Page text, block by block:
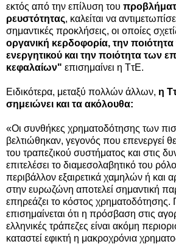
εκτός από την επίλυση του
ρευστότητας, καλείται να
σημαντικές προκλήσεις, οι οποίες
οργανική κερδοφορία, την
ενεργητικού και την ποιότητα των
κεφαλαίων" επισημαίνει η ΤτΕ.
Ειδικότερα, μεταξύ πολλών άλλων, η
σημειώνει και τα ακόλουθα:
«Οι συνθήκες χρηματοδότησης των
βελτιώθηκαν, γεγονός που επενεργεί
του τραπεζικού συστήματος και στις
επιτελέσει το διαμεσολαβητικό του
περιβάλλον εξαιρετικά χαμηλών ή και
στην ευρωζώνη αποτελεί σημαντική
επηρεάζει το κόστος χρηματοδότησης.
επισημαίνεται ότι η πρόσβαση στις
ελληνικές τράπεζες είναι ακόμη
καταστεί εφικτή η μακροχρόνια